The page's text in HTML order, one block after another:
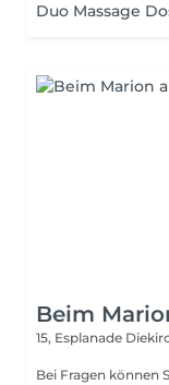
Duo Massage
Beim
15, Esplanade
Bei Fragen können